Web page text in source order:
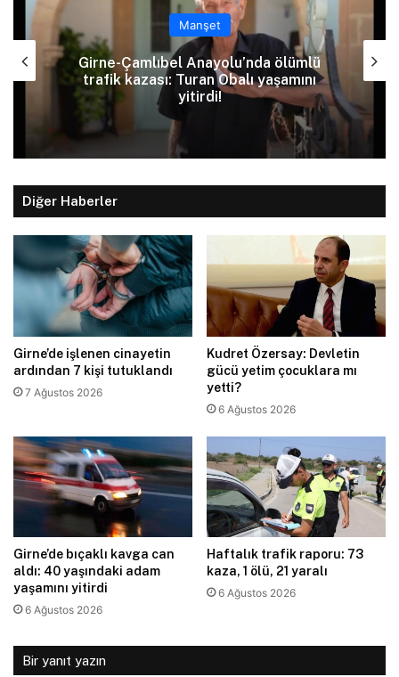
Manşet
Girne-Çamlıbel Anayolu’nda ölümlü
trafik kazası: Turan Obalı yaşamını
yitirdi!
Diğer Haberler
Girne’de işlenen cinayetin
ardından 7 kişi tutuklandı
7 Ağustos 2026
Kudret Özersay: Devletin
gücü yetim çocuklara mı
yetti?
6 Ağustos 2026
Girne’de bıçaklı kavga can
aldı: 40 yaşındaki adam
yaşamını yitirdi
6 Ağustos 2026
Haftalık trafik raporu: 73
kaza, 1 ölü, 21 yaralı
6 Ağustos 2026
Bir yanıt yazın